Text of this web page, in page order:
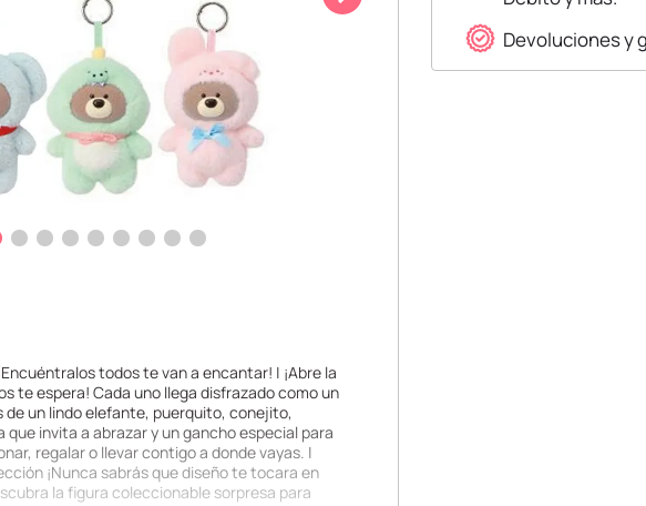
todos te van a encantar! | ¡Abre la
te espera! Cada uno llega disfrazado como un
un lindo elefante, puerquito, conejito,
invita a abrazar y un gancho especial para
regalar o llevar contigo a donde vayas. |
¡Nunca sabrás que diseño te tocara en
la figura coleccionable sorpresa para
Devoluciones y